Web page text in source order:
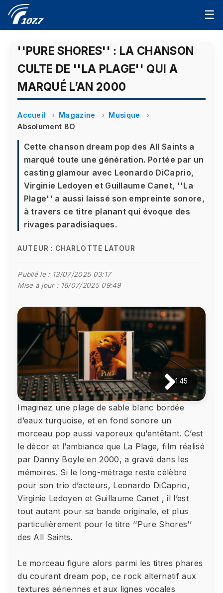
☰
''PURE SHORES'' : LA CHANSON
CULTE DE ''LA PLAGE'' QUI A
MARQUÉ L’AN 2000
Accueil Magazine
Musique
Absolument BO
Cette chanson dream pop des All Saints a
marqué toute une génération. Portée par un
casting glamour avec Leonardo DiCaprio,
Virginie Ledoyen et Guillaume Canet, ''La
Plage'' a aussi laissé son empreinte sonore,
à travers ce titre planant qui évoque des
rivages paradisiaques.
AUTEUR : CHARLOTTE LATOUR
Publié le : 13/07/2025 03:17
Mise à jour : 16/07/2025 09:49
1:45
Imaginez une plage de sable blanc bordée
d’eaux turquoise, et en fond sonore un
morceau pop aussi vaporeux qu’entêtant. C’est
le décor et l’ambiance que La Plage, film réalisé
par Danny Boyle en 2000, a gravé dans les
mémoires. Si le long-métrage reste célèbre
pour son trio d’acteurs, Leonardo DiCaprio,
Virginie Ledoyen et Guillaume Canet , il l’est
tout autant pour sa bande originale, et plus
particulièrement pour le titre ‘‘Pure Shores’’
des All Saints.
Le morceau figure alors parmi les titres phares
du courant dream pop, ce rock alternatif aux
textures aériennes et aux lignes vocales